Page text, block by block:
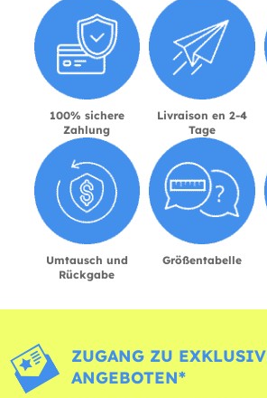
100% sichere
Zahlung
Livraison en 2-4
Tage
Umtausch und
Rückgabe
Größentabelle
ZUGANG ZU
ANGEBOTEN*